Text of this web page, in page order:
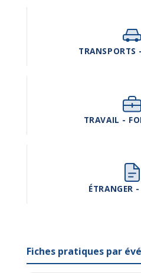
TRANSPORTS
TRAVAIL -
ÉTRANGER
Fiches pratiques par